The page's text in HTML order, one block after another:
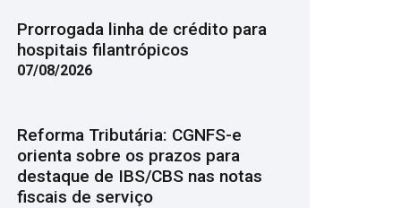
Prorrogada linha de crédito para
hospitais filantrópicos
07/08/2026
Reforma Tributária: CGNFS-e
orienta sobre os prazos para
destaque de IBS/CBS nas notas
fiscais de serviço